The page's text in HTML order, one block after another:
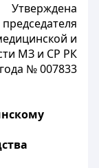
Утверждена
и
МЗ и СР РК
№ 007833